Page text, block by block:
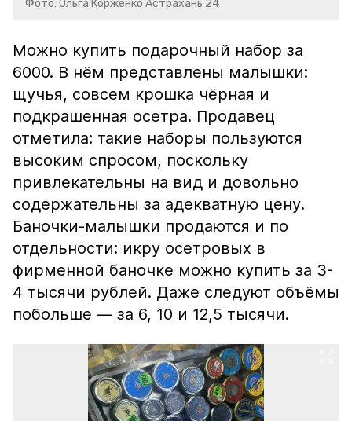
Фото: Ольга Корженко Астрахань 24
Можно купить подарочный набор за
6000. В нём представлены малышки:
щучья, совсем крошка чёрная и
подкрашенная осетра. Продавец
отметила: такие наборы пользуются
высоким спросом, поскольку
привлекательны на вид и довольно
содержательны за адекватную цену.
Баночки-малышки продаются и по
отдельности: икру осетровых в
фирменной баночке можно купить за 3-
4 тысячи рублей. Даже следуют объёмы
побольше — за 6, 10 и 12,5 тысячи.